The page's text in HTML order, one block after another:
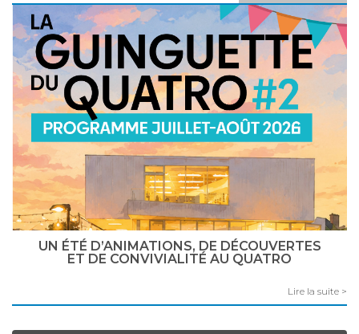
UN ÉTÉ D’ANIMATIONS, DE DÉCOUVERTES
ET DE CONVIVIALITÉ AU QUATRO
Lire la suite >